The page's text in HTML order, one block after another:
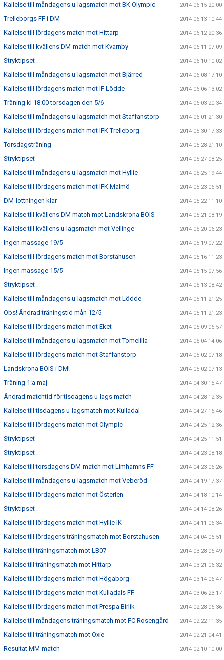
Kallelse till måndagens u-lagsmatch mot BK Olympic 2014-06-15 20:00
Trelleborgs FF i DM 2014-06-13 10:44
Kallelse till lördagens match mot Hittarp 2014-06-12 20:36
Kallelse till kvällens DM-match mot Kvarnby 2014-06-11 07:09
Stryktipset 2014-06-10 10:02
Kallelse till måndagens u-lagsmatch mot Bjärred 2014-06-08 17:10
Kallelse till lördagens match mot IF Lödde 2014-06-06 13:02
Träning kl 18:00 torsdagen den 5/6 2014-06-03 20:34
Kallelse till måndagens u-lagsmatch mot Staffanstorp 2014-06-01 21:30
Kallelse till lördagens match mot IFK Trelleborg 2014-05-30 17:33
Torsdagsträning 2014-05-28 21:10
Stryktipset 2014-05-27 08:25
Kallelse till måndagens u-lagsmatch mot Hyllie 2014-05-25 19:44
Kallelse till lördagens match mot IFK Malmö 2014-05-23 06:51
DM-lottningen klar 2014-05-22 11:10
Kallelse till kvällens DM match mot Landskrona BOIS 2014-05-21 08:19
Kallelse till kvällens u-lagsmatch mot Vellinge 2014-05-20 06:23
Ingen massage 19/5 2014-05-19 07:22
Kallelse till lördagens match mot Borstahusen 2014-05-16 11:23
Ingen massage 15/5 2014-05-15 07:56
Stryktipset 2014-05-13 08:42
Kallelse till måndagens u-lagsmatch mot Lödde 2014-05-11 21:25
Obs! Ändrad träningstid mån 12/5 2014-05-11 21:23
Kallelse till lördagens match mot Eket 2014-05-09 06:57
Kallelse till måndagens u-lagsmatch mot Tomelilla 2014-05-04 14:06
Kallelse till lördagens match mot Staffanstorp 2014-05-02 07:18
Landskrona BOIS i DM! 2014-05-02 07:13
Träning 1:a maj 2014-04-30 15:47
Ändrad matchtid för tisdagens u-lags match 2014-04-28 12:35
Kallelse till tisdagens u-lagsmatch mot Kulladal 2014-04-27 16:46
Kallelse till lördagens match mot Olympic 2014-04-25 12:36
Stryktipset 2014-04-25 11:51
Stryktipset 2014-04-23 08:18
Kallelse till torsdagens DM-match mot Limhamns FF 2014-04-23 06:26
Kallelse till måndagens u-lagsmatch mot Veberöd 2014-04-19 17:37
Kallelse till lördagens match mot Österlen 2014-04-18 10:14
Stryktipset 2014-04-14 08:26
Kallelse till lördagens match mot Hyllie IK 2014-04-11 06:34
Kallelse till lördagens träningsmatch mot Borstahusen 2014-04-04 06:51
Kallelse till träningsmatch mot LB07 2014-03-28 06:49
Kallelse till träningsmatch mot Hittarp 2014-03-21 06:32
Kallelse till lördagens match mot Högaborg 2014-03-14 06:47
Kallelse till lördagens match mot Kulladals FF 2014-03-06 23:17
Kallelse till lördagens match mot Prespa Birlik 2014-02-28 06:36
Kallelse till måndagens träningsmatch mot FC Rosengård 2014-02-22 11:35
Kallelse till träningsmatch mot Oxie 2014-02-21 04:41
Resultat MM-match 2014-02-10 10:00